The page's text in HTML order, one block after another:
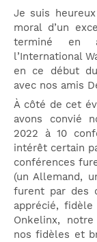
Je suis
moral d’un
terminé en
l’International
en ce début
avec nos amis
À côté de cet
avons convié
2022 à 10
intérêt certain
conférences
(un Allemand,
furent par des
apprécié,
Onkelinx,
nos fidèles et